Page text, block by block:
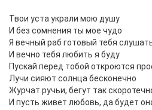
Твои уста украли мою душу
И без сомнения ты мое чудо
Я вечный раб готовый тебя
И вечно тебя любить я буду
Пускай перед тобой откроются
Лучи сияют солнца бесконечно
Журчат ручьи, бегут так
И пусть живет любовь, да будет